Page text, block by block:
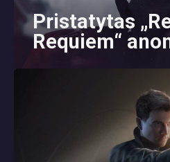
Pristatytas
Requiem“